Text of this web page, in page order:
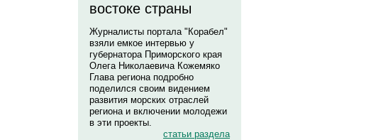
востоке страны
Журналисты портала "Корабел"
взяли емкое интервью у
губернатора Приморского края
Олега Николаевича Кожемяко
Глава региона подробно
поделился своим видением
развития морских отраслей
региона и включении молодежи
в эти проекты.
статьи раздела